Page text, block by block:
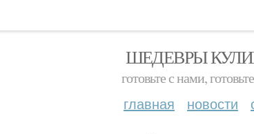
ШЕДЕВРЫ
готовьте с нами,
главная новости